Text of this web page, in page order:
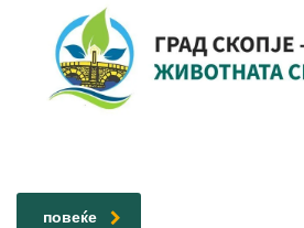
повеќе